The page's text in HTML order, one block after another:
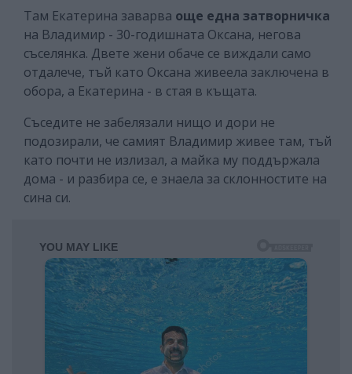
Там Екатерина заварва още една затворничка
на Владимир - 30-годишната Оксана, негова
съселянка. Двете жени обаче се виждали само
отдалече, тъй като Оксана живеела заключена в
обора, а Екатерина - в стая в къщата.
Съседите не забелязали нищо и дори не
подозирали, че самият Владимир живее там, тъй
като почти не излизал, а майка му поддържала
дома - и разбира се, е знаела за склонностите на
сина си.